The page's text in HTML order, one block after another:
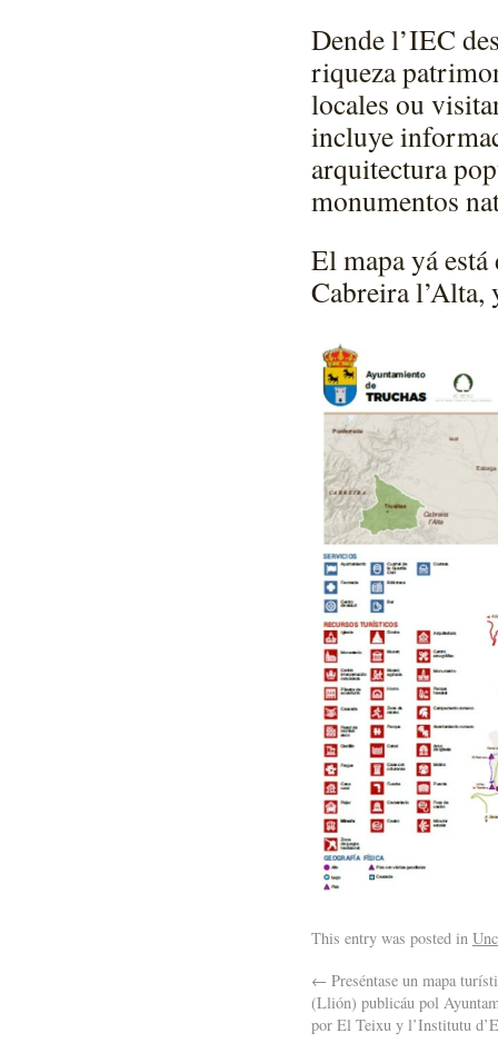
Dende l’IEC
riqueza
locales ou
incluye
arquitectura
monumentos
El mapa yá
Cabreira
This entry was posted in
← Preséntase un mapa
(Llión) publicáu pol
por El Teixu y l’Institutu